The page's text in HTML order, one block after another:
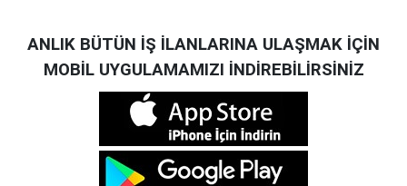
ANLIK BÜTÜN İŞ İLANLARINA ULAŞMAK İÇİN
MOBİL UYGULAMAMIZI İNDİREBİLİRSİNİZ